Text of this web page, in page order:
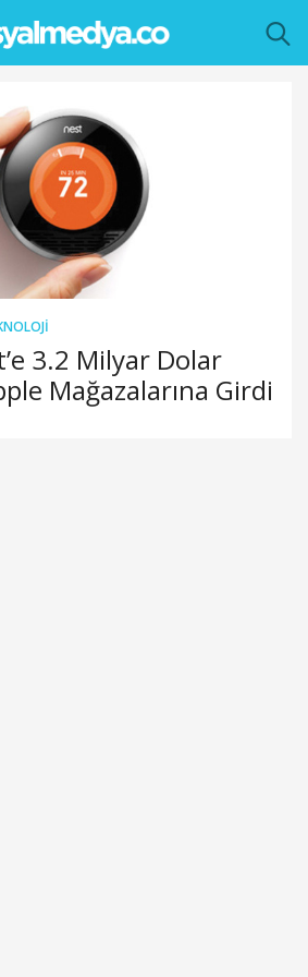
3.2 Milyar Dolar
Mağazalarına Girdi